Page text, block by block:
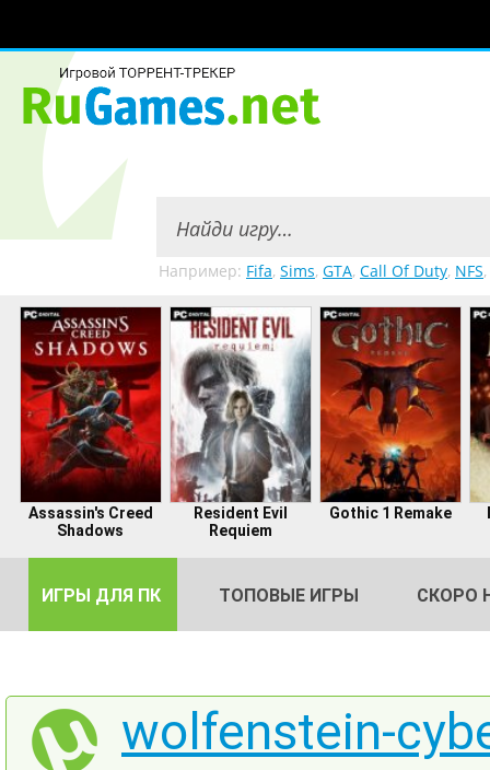
Например: Fifa, Sims, GTA, Call Of Duty, NFS,
Assassin's Creed
Shadows
Resident Evil
Requiem
Gothic 1 Remake
ИГРЫ ДЛЯ ПК ТОПОВЫЕ ИГРЫ СКОРО
wolfenstein-